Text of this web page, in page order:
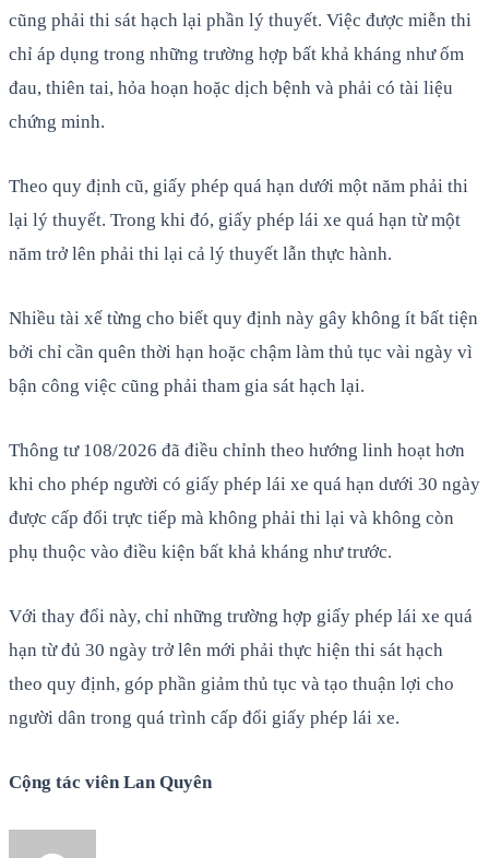
cũng phải thi sát hạch lại phần lý thuyết. Việc được miễn thi
chỉ áp dụng trong những trường hợp bất khả kháng như ốm
đau, thiên tai, hỏa hoạn hoặc dịch bệnh và phải có tài liệu
chứng minh.
Theo quy định cũ, giấy phép quá hạn dưới một năm phải thi
lại lý thuyết. Trong khi đó, giấy phép lái xe quá hạn từ một
năm trở lên phải thi lại cả lý thuyết lẫn thực hành.
Nhiều tài xế từng cho biết quy định này gây không ít bất tiện
bởi chỉ cần quên thời hạn hoặc chậm làm thủ tục vài ngày vì
bận công việc cũng phải tham gia sát hạch lại.
Thông tư 108/2026 đã điều chỉnh theo hướng linh hoạt hơn
khi cho phép người có giấy phép lái xe quá hạn dưới 30 ngày
được cấp đổi trực tiếp mà không phải thi lại và không còn
phụ thuộc vào điều kiện bất khả kháng như trước.
Với thay đổi này, chỉ những trường hợp giấy phép lái xe quá
hạn từ đủ 30 ngày trở lên mới phải thực hiện thi sát hạch
theo quy định, góp phần giảm thủ tục và tạo thuận lợi cho
người dân trong quá trình cấp đổi giấy phép lái xe.
Cộng tác viên Lan Quyên